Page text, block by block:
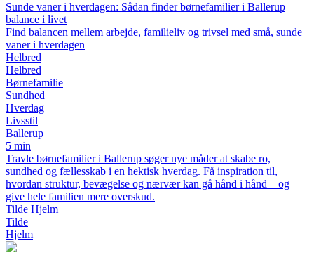
Sunde vaner i hverdagen: Sådan finder børnefamilier i Ballerup
balance i livet
Find balancen mellem arbejde, familieliv og trivsel med små, sunde
vaner i hverdagen
Helbred
Helbred
Børnefamilie
Sundhed
Hverdag
Livsstil
Ballerup
5 min
Travle børnefamilier i Ballerup søger nye måder at skabe ro,
sundhed og fællesskab i en hektisk hverdag. Få inspiration til,
hvordan struktur, bevægelse og nærvær kan gå hånd i hånd – og
give hele familien mere overskud.
Tilde Hjelm
Tilde
Hjelm